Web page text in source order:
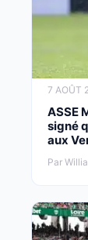
7 AOÛT
ASSE
signé
aux
Par